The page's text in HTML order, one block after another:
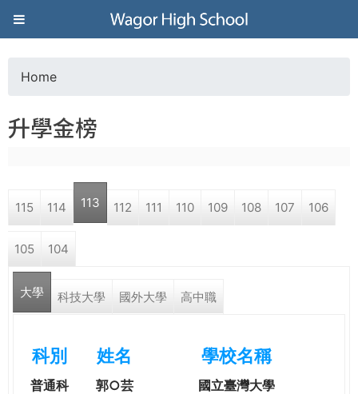
Jump to navigation
葳
格
高
學
o
a
r
e
Home
升學金榜
115 114 113 112 111 110 109 108 107 106
105 104
大學 科技大學 國外大學 高中職
科別 姓名 學校名稱
普通科 郭○芸
國立臺灣大學